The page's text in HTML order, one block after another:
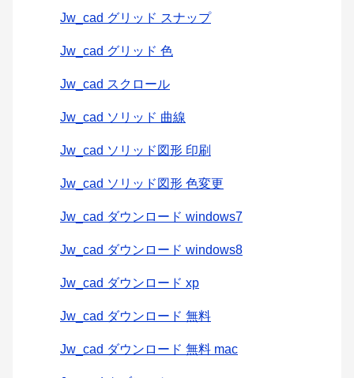
Jw_cad グリッド スナップ
Jw_cad グリッド 色
Jw_cad スクロール
Jw_cad ソリッド 曲線
Jw_cad ソリッド図形 印刷
Jw_cad ソリッド図形 色変更
Jw_cad ダウンロード windows7
Jw_cad ダウンロード windows8
Jw_cad ダウンロード xp
Jw_cad ダウンロード 無料
Jw_cad ダウンロード 無料 mac